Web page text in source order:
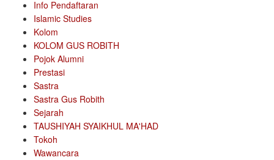
Info Pendaftaran
Islamic Studies
Kolom
KOLOM GUS ROBITH
Pojok Alumni
Prestasi
Sastra
Sastra Gus Robith
Sejarah
TAUSHIYAH SYAIKHUL MA'HAD
Tokoh
Wawancara